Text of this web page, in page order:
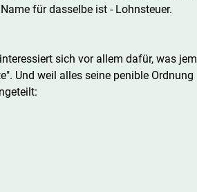
für dasselbe ist - Lohnsteuer.
sich vor allem dafür, was
Und weil alles seine penible Ordnung